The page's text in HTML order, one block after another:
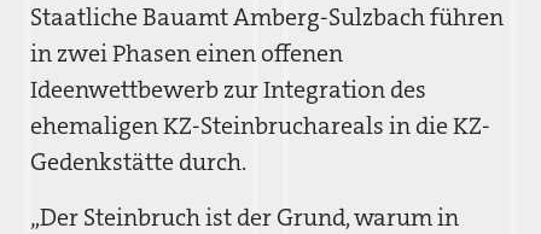
Staatliche Bauamt Amberg-Sulzbach führen
in zwei Phasen einen offenen
Ideenwettbewerb zur Integration des
ehemaligen KZ-Steinbruchareals in die KZ-
Gedenkstätte durch.
„Der Steinbruch ist der Grund, warum in